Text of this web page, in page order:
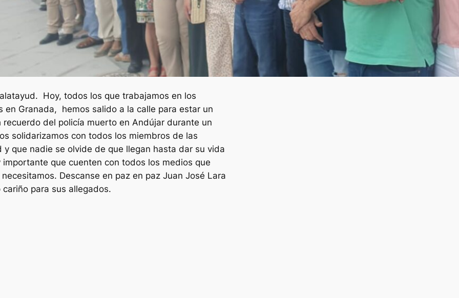
Hoy, todos los que trabajamos en los
en Granada, hemos salido a la calle para estar un
recuerdo del policía muerto en Andújar durante un
solidarizamos con todos los miembros de las
y que nadie se olvide de que llegan hasta dar su vida
importante que cuenten con todos los medios que
Descanse en paz en paz Juan José Lara
para sus allegados.